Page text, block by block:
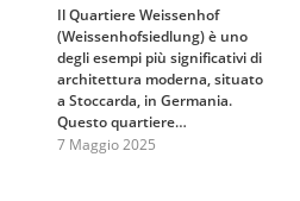
Il Quartiere Weissenhof
(Weissenhofsiedlung) è uno
degli esempi più significativi di
architettura moderna, situato
a Stoccarda, in Germania.
Questo quartiere…
7 Maggio 2025